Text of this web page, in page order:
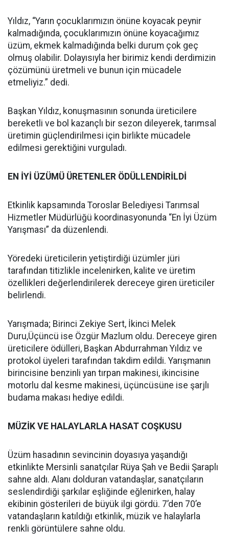
Yıldız, “Yarın çocuklarımızın önüne koyacak peynir
kalmadığında, çocuklarımızın önüne koyacağımız
üzüm, ekmek kalmadığında belki durum çok geç
olmuş olabilir. Dolayısıyla her birimiz kendi derdimizin
çözümünü üretmeli ve bunun için mücadele
etmeliyiz.” dedi.
Başkan Yıldız, konuşmasının sonunda üreticilere
bereketli ve bol kazançlı bir sezon dileyerek, tarımsal
üretimin güçlendirilmesi için birlikte mücadele
edilmesi gerektiğini vurguladı.
EN İYİ ÜZÜMÜ ÜRETENLER ÖDÜLLENDİRİLDİ
Etkinlik kapsamında Toroslar Belediyesi Tarımsal
Hizmetler Müdürlüğü koordinasyonunda “En İyi Üzüm
Yarışması” da düzenlendi.
Yöredeki üreticilerin yetiştirdiği üzümler jüri
tarafından titizlikle incelenirken, kalite ve üretim
özellikleri değerlendirilerek dereceye giren üreticiler
belirlendi.
Yarışmada; Birinci Zekiye Sert, İkinci Melek
Duru,Üçüncü ise Özgür Mazlum oldu. Dereceye giren
üreticilere ödülleri, Başkan Abdurrahman Yıldız ve
protokol üyeleri tarafından takdim edildi. Yarışmanın
birincisine benzinli yan tırpan makinesi, ikincisine
motorlu dal kesme makinesi, üçüncüsüne ise şarjlı
budama makası hediye edildi.
MÜZİK VE HALAYLARLA HASAT COŞKUSU
Üzüm hasadının sevincinin doyasıya yaşandığı
etkinlikte Mersinli sanatçılar Rüya Şah ve Bedii Şaraplı
sahne aldı. Alanı dolduran vatandaşlar, sanatçıların
seslendirdiği şarkılar eşliğinde eğlenirken, halay
ekibinin gösterileri de büyük ilgi gördü. 7’den 70’e
vatandaşların katıldığı etkinlik, müzik ve halaylarla
renkli görüntülere sahne oldu.